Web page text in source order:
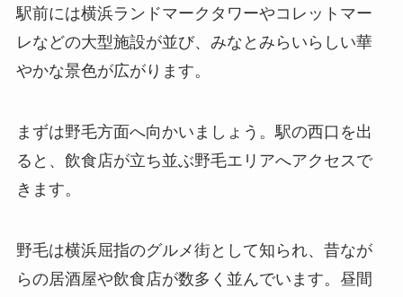
駅前には横浜ランドマークタワーやコレットマー
レなどの大型施設が並び、みなとみらいらしい華
やかな景色が広がります。
まずは野毛方面へ向かいましょう。駅の西口を出
ると、飲食店が立ち並ぶ野毛エリアへアクセスで
きます。
野毛は横浜屈指のグルメ街として知られ、昔なが
らの居酒屋や飲食店が数多く並んでいます。昼間